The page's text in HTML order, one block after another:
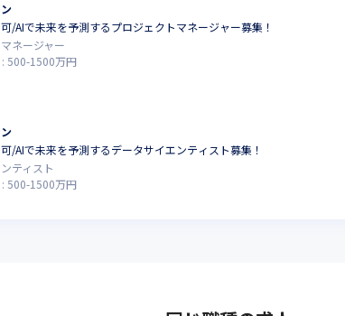
/AIで未来を予測するプロジェクトマネージャー募集！
ネージャー
500-1500万円
/AIで未来を予測するデータサイエンティスト募集！
ティスト
500-1500万円